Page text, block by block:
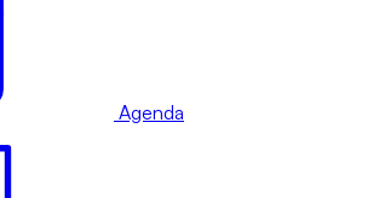
Agenda